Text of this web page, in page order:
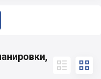
 